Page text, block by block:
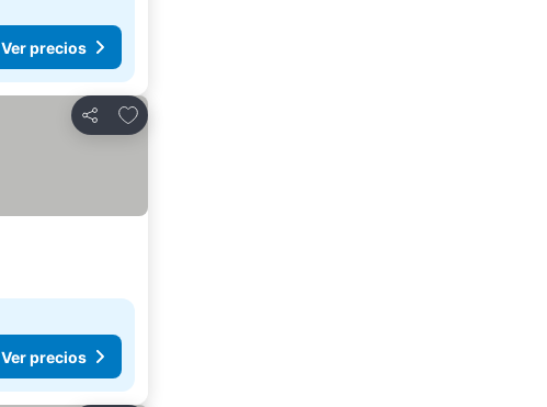
Ver precios
Compartir
Agregar a favoritos
Ver precios